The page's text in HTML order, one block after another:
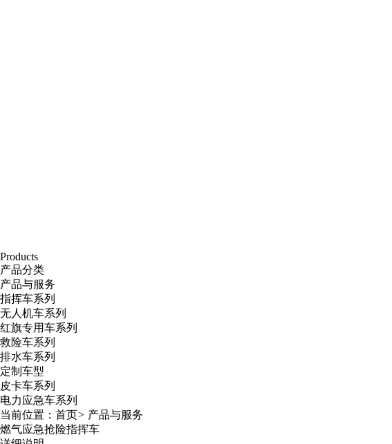
Products
产品分类
产品与服务
指挥车系列
无人机车系列
红旗专用车系列
救险车系列
排水车系列
定制车型
皮卡车系列
电力应急车系列
当前位置： 首页> 产品与服务
燃气应急抢险指挥车